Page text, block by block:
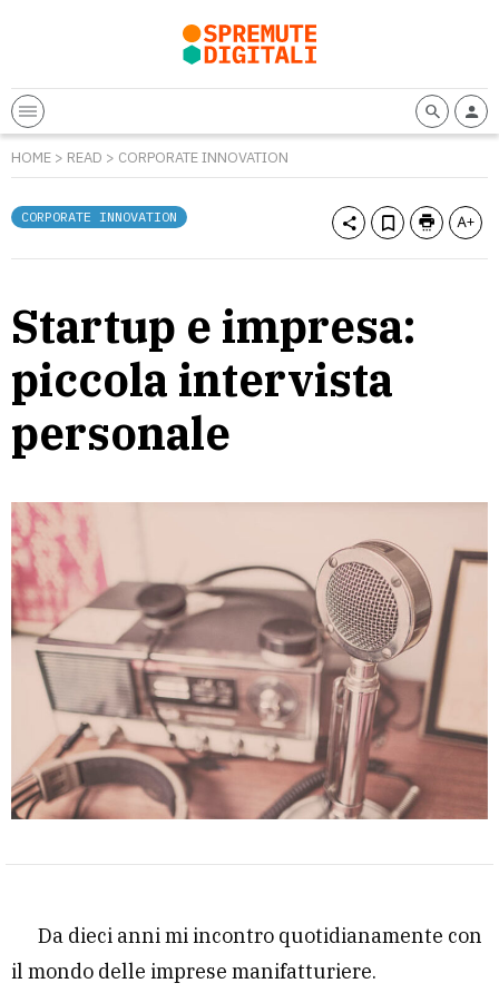
HOME > READ > CORPORATE INNOVATION
CORPORATE INNOVATION
Startup e impresa:
piccola intervista
personale
Da dieci anni mi incontro quotidianamente con
il mondo delle imprese manifatturiere.